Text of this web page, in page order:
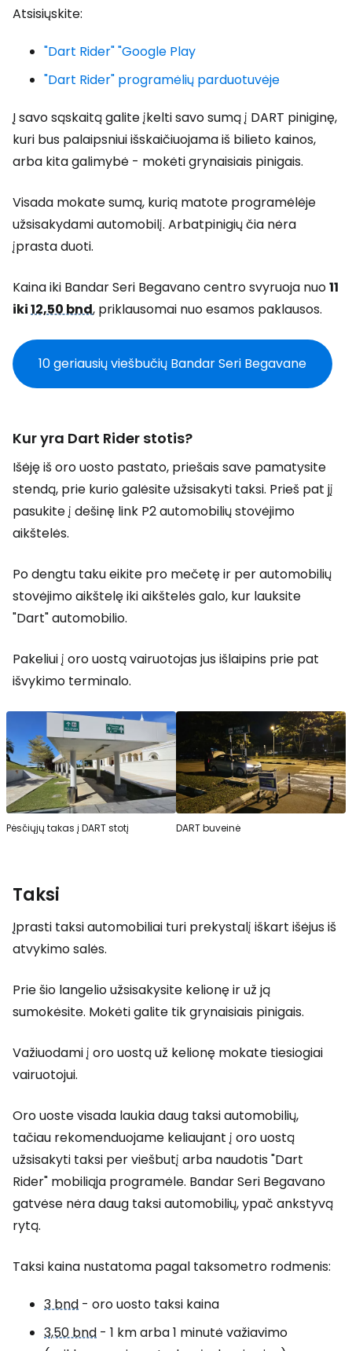
Atsisiųskite:
"Dart Rider" "Google Play
"Dart Rider" programėlių parduotuvėje
Į savo sąskaitą galite įkelti savo sumą į DART piniginę,
kuri bus palaipsniui išskaičiuojama iš bilieto kainos,
arba kita galimybė - mokėti grynaisiais pinigais.
Visada mokate sumą, kurią matote programėlėje
užsisakydami automobilį. Arbatpinigių čia nėra
įprasta duoti.
Kaina iki Bandar Seri Begavano centro svyruoja nuo11
iki12,50 bnd, priklausomai nuo esamos paklausos.
10 geriausių viešbučių Bandar Seri Begavane
Kur yra Dart Rider stotis?
Išėję iš oro uosto pastato, priešais save pamatysite
stendą, prie kurio galėsite užsisakyti taksi. Prieš pat jį
pasukite į dešinę link P2 automobilių stovėjimo
aikštelės.
Po dengtu taku eikite pro mečetę ir per automobilių
stovėjimo aikštelę iki aikštelės galo, kur lauksite
"Dart" automobilio.
Pakeliui į oro uostą vairuotojas jus išlaipins prie pat
išvykimo terminalo.
Pėsčiųjų takas į DART stotį DART buveinė
Taksi
Įprasti taksi automobiliai turi prekystalį iškart išėjus iš
atvykimo salės.
Prie šio langelio užsisakysite kelionę ir už ją
sumokėsite. Mokėti galite tik grynaisiais pinigais.
Važiuodami į oro uostą už kelionę mokate tiesiogiai
vairuotojui.
Oro uoste visada laukia daug taksi automobilių,
tačiau rekomenduojame keliaujant į oro uostą
užsisakyti taksi per viešbutį arba naudotis "Dart
Rider" mobiliąja programėle. Bandar Seri Begavano
gatvėse nėra daug taksi automobilių, ypač ankstyvą
rytą.
Taksi kaina nustatoma pagal taksometro rodmenis:
3 bnd - oro uosto taksi kaina
3,50 bnd - 1 km arba 1 minutė važiavimo